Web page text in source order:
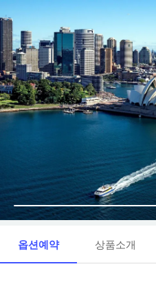
옵션예약 상품소개